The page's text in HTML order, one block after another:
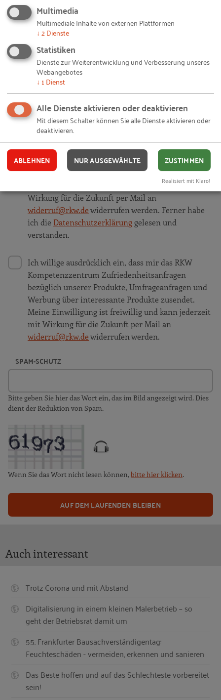
IT gebaut" auf unserer Website gibt. Alles, was Sie
dafür brauchen, ist eine E-Mail-Adresse und 10
Sekunden Zeit.
IHRE E-MAIL-ADRESSE
Ich akzeptiere dieNutzungsbedingungen.
Ja, ich stimme zu, dass das RKW
Kompetenzzentrum meine persönlichen Daten
zum oben genannten Zweck sowie zur Erzeugung
eines kostenlosen Nutzerkontos verwendet. Meine
Einwilligung ist freiwillig und kann jederzeit mit
Wirkung für die Zukunft per Mail an
widerruf@rkw.dewiderrufen werden. Ferner habe
ich die Datenschutzerklärunggelesen und
verstanden.
Ich willige ausdrücklich ein, dass mir das RKW
Kompetenzzentrum Zufriedenheitsanfragen
bezüglich unserer Produkte, Umfrageanfragen und
Werbung über interessante Produkte zusendet.
Meine Einwilligung ist freiwillig und kann jederzeit
mit Wirkung für die Zukunft per Mail an
widerruf@rkw.dewiderrufen werden.
SPAM-SCHUTZ
Bitte geben Sie hier das Wort ein, das im Bild angezeigt wird. Dies
dient der Reduktion von Spam.
Wenn Sie das Wort nicht lesen können,bitte hier klicken.
AUF DEM LAUFENDEN BLEIBEN
Auch interessant
Trotz Corona und mit Abstand
Digitalisierung in einem kleinen Malerbetrieb – so
geht der Betriebsrat damit um
55. Frankfurter Bausachverständigentag:
Feuchteschäden - vermeiden, erkennen und sanieren
Das Beste hoffen und auf das Schlechteste vorbereitet
sein!
Multimedia
Multimediale Inhalte von externen Plattformen
↓ 2Dienste
Statistiken
Dienste zur Weiterentwicklung und Verbesserung unseres
Webangebotes
↓ 1 Dienst
Alle Dienste aktivieren oder deaktivieren
Mit diesem Schalter können Sie alle Dienste aktivieren oder
deaktivieren.
ABLEHNEN NUR AUSGEWÄHLTE ZUSTIMMEN
Realisiert mit Klaro!